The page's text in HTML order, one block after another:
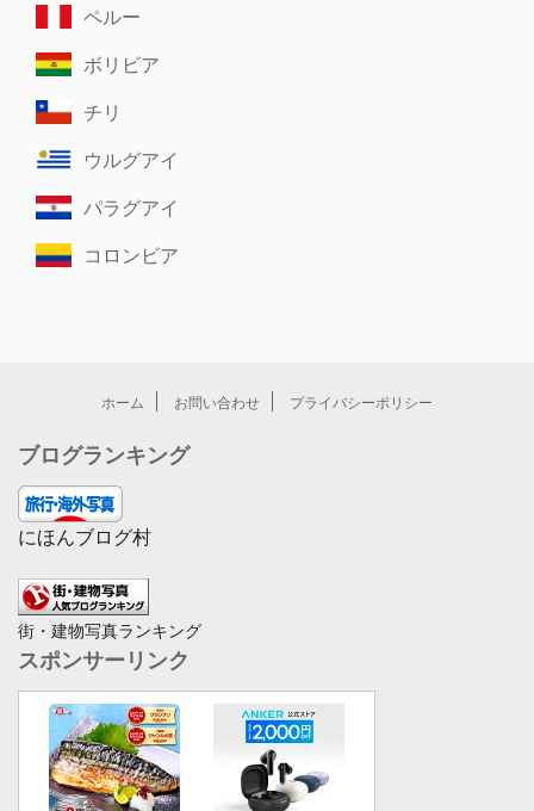
ペルー
ボリビア
チリ
ウルグアイ
パラグアイ
コロンビア
ホーム お問い合わせ プライバシーポリシー
ブログランキング
にほんブログ村
街・建物写真ランキング
スポンサーリンク